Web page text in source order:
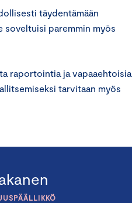
täydentämään
paremmin myös
raportointia ja vapaaehtoisia
tarvitaan myös